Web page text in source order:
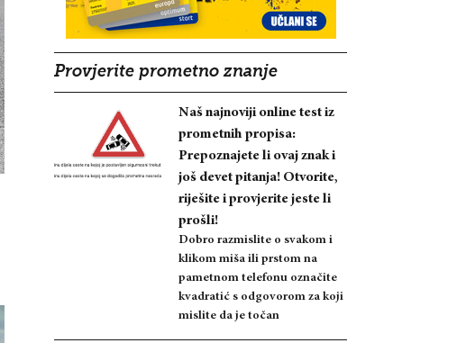
Provjerite prometno znanje
Naš najnoviji online test iz
prometnih propisa:
Prepoznajete li ovaj znak i
još devet pitanja! Otvorite,
riješite i provjerite jeste li
prošli!
Dobro razmislite o svakom i
klikom miša ili prstom na
pametnom telefonu označite
kvadratić s odgovorom za koji
mislite da je točan